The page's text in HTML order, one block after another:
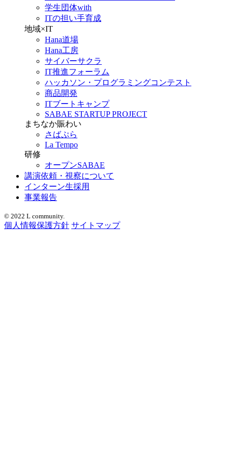
学生団体with
ITの担い手育成
地域×IT
Hana道場
Hana工房
サイバーサクラ
IT推進フォーラム
ハッカソン・プログラミングコンテスト
商品開発
ITブートキャンプ
SABAE STARTUP PROJECT
まちなか賑わい
さばぷら
La Tempo
研修
オープンSABAE
講演依頼・視察について
インターン生採用
事業報告
© 2022 L community.
個人情報保護方針 サイトマップ